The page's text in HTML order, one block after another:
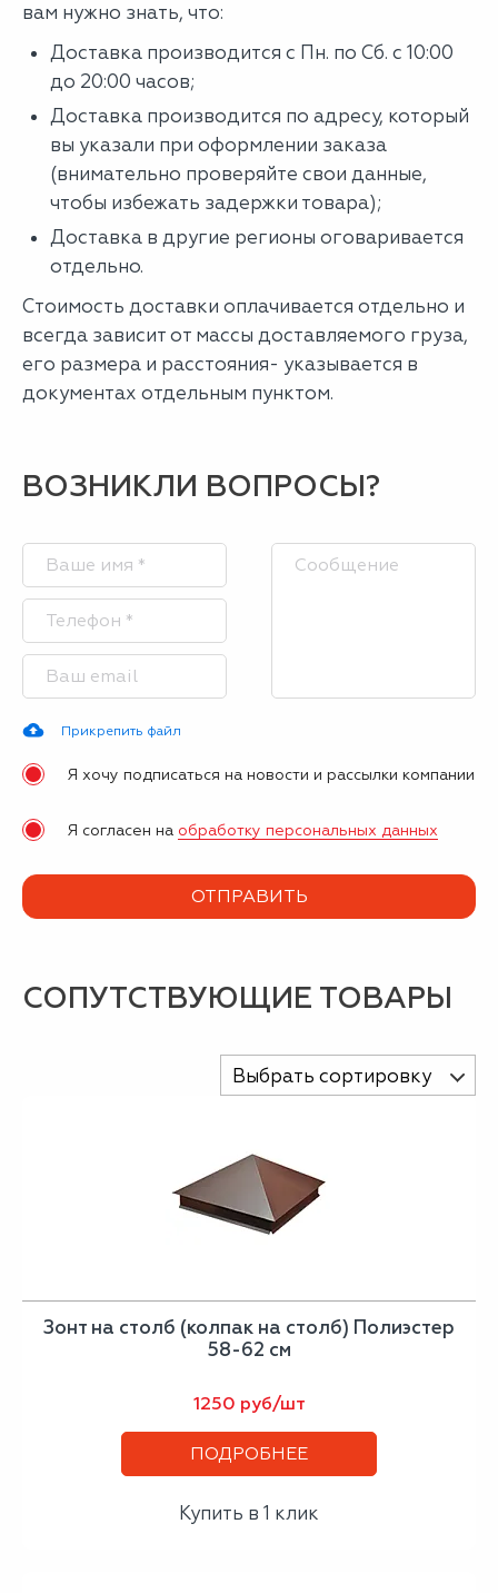
вам нужно знать, что:
Доставка производится с Пн. по Сб. с 10:00
до 20:00 часов;
Доставка производится по адресу, который
вы указали при оформлении заказа
(внимательно проверяйте свои данные,
чтобы избежать задержки товара);
Доставка в другие регионы оговаривается
отдельно.
Стоимость доставки оплачивается отдельно и
всегда зависит от массы доставляемого груза,
его размера и расстояния- указывается в
документах отдельным пунктом.
ВОЗНИКЛИ ВОПРОСЫ?
Прикрепить файл
Я хочу подписаться на новости и рассылки компании
Я согласен на обработку персональных данных
СОПУТСТВУЮЩИЕ ТОВАРЫ
Выбрать сортировку
Зонт на столб (колпак на столб) Полиэстер
58-62 см
1250 руб/шт
ПОДРОБНЕЕ
Купить в 1 клик